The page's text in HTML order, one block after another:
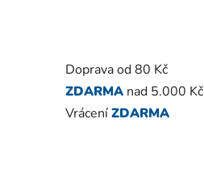
Doprava od 80 Kč
ZDARMA nad 5.000 Kč
VráceníZDARMA